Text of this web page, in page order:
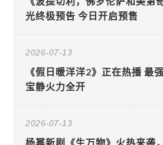
光终极预告 今日开启预售
2026-07-13
《假日暖洋洋2》正在热播 最
宝静火力全开
2026-07-13
杨幂新剧《生万物》火热来袭